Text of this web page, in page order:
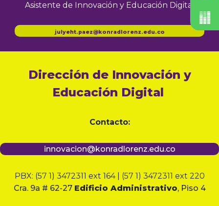
Asistente de Innovación y Educación Digital
julyeht.paez@konradlorenz.edu.co
Dirección de Innovación y
Educación Digital
Contacto:
innovacion@konradlorenz.edu.co
PBX: (57 1) 3472311 ext 164 | (57 1) 3472311 ext 220
Cra. 9a # 62-27 Edificio Administrativo, Piso 4